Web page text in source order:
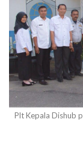
Plt Kepala Dishub